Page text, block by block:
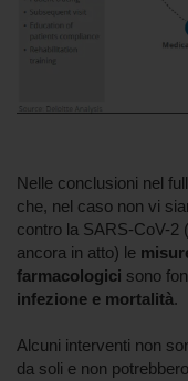
Nelle conclusioni nel
che, nel caso non vi
contro la SARS-CoV-2
ancora in atto) le
farmacologici sono
infezione e mortalità.
Alcuni interventi non
da soli e non